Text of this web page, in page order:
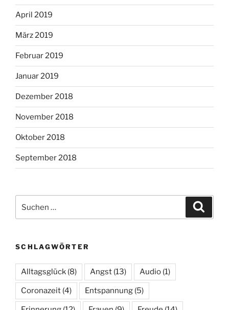
April 2019
März 2019
Februar 2019
Januar 2019
Dezember 2018
November 2018
Oktober 2018
September 2018
nach:
SCHLAGWÖRTER
Alltagsglück (8) Angst (13) Audio (1)
Coronazeit (4) Entspannung (5)